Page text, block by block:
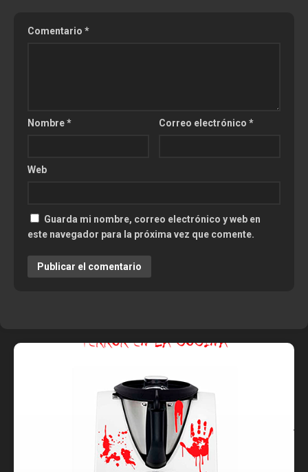
Comentario *
Nombre* Correo electrónico*
Web
Guarda mi nombre, correo electrónico y web en
este navegador para la próxima vez que comente.